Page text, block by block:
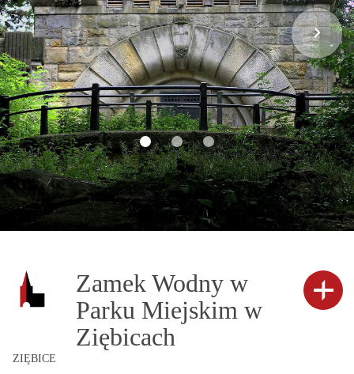
Zamek Wodny w
Parku Miejskim w
Ziębicach
ZIĘBICE